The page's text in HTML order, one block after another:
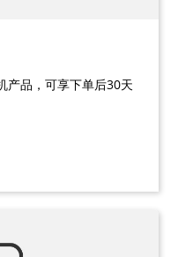
产品，可享下单后30天